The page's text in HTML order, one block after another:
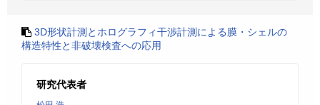
3D形状計測とホログラフィ干渉計測による膜・シェルの
構造特性と非破壊検査への応用
研究代表者